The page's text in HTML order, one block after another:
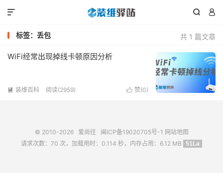
 

共 1 篇文章
标签：丢包
WiFi经常出现掉线卡顿原因分析
 赞(0)
 装维百科 阅读(2959)
© 2010-2026 爱尚往 闽ICP备19020705号-1 网站地图
请求次数：70 次，加载用时：0.114 秒，内存占用：6.12 MB
51La